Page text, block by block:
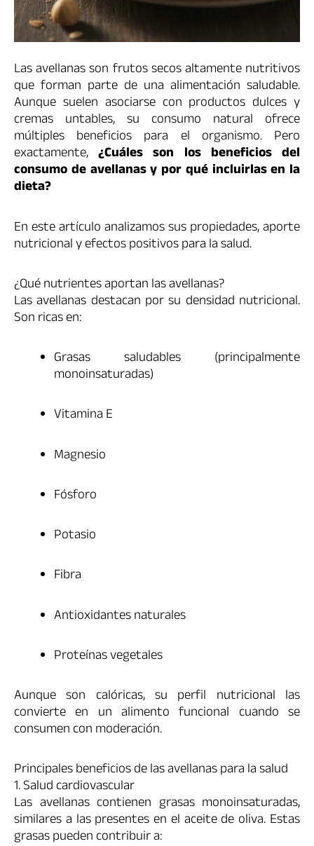
Las avellanas son frutos secos altamente nutritivos
que forman parte de una alimentación saludable.
Aunque suelen asociarse con productos dulces y
cremas untables, su consumo natural ofrece
múltiples beneficios para el organismo. Pero
exactamente,¿Cuáles son los beneficios del
consumo de avellanas y por qué incluirlas en la
dieta?
En este artículo analizamos sus propiedades, aporte
nutricional y efectos positivos para la salud.
¿Qué nutrientes aportan las avellanas?
Las avellanas destacan por su densidad nutricional.
Son ricas en:
Grasas saludables (principalmente
monoinsaturadas)
Vitamina E
Magnesio
Fósforo
Potasio
Fibra
Antioxidantes naturales
Proteínas vegetales
Aunque son calóricas, su perfil nutricional las
convierte en un alimento funcional cuando se
consumen con moderación.
Principales beneficios de las avellanas para la salud
1. Salud cardiovascular
Las avellanas contienen grasas monoinsaturadas,
similares a las presentes en el aceite de oliva. Estas
grasas pueden contribuir a: